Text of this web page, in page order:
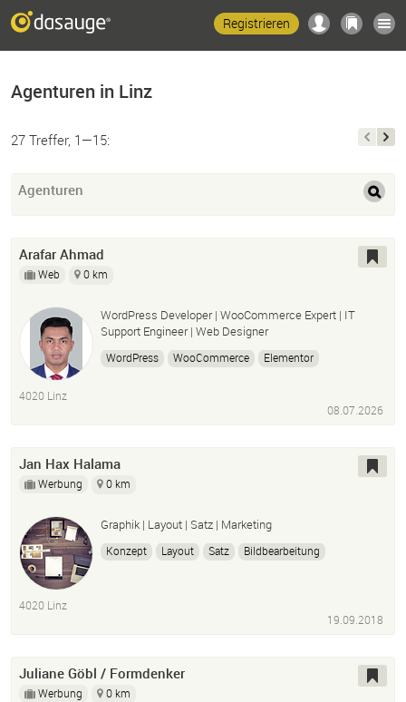
Registrieren
Agenturen in Linz
27 Treffer, 1—15:
Agenturen
Arafar Ahmad
Web 0 km
WordPress Developer | WooCommerce Expert | IT
Support Engineer | Web Designer
WordPress WooCommerce
Elementor
JavaScript
Website Migration
Speed Optimization
IT Support
Microsoft 365 Office 365
4020 Linz
08.07.2026
Jan Hax Halama
Werbung 0 km
Graphik | Layout | Satz | Marketing
Konzept Layout Satz
Bildbearbeitung
4020 Linz
19.09.2018
Juliane Göbl / Formdenker
Werbung 0 km